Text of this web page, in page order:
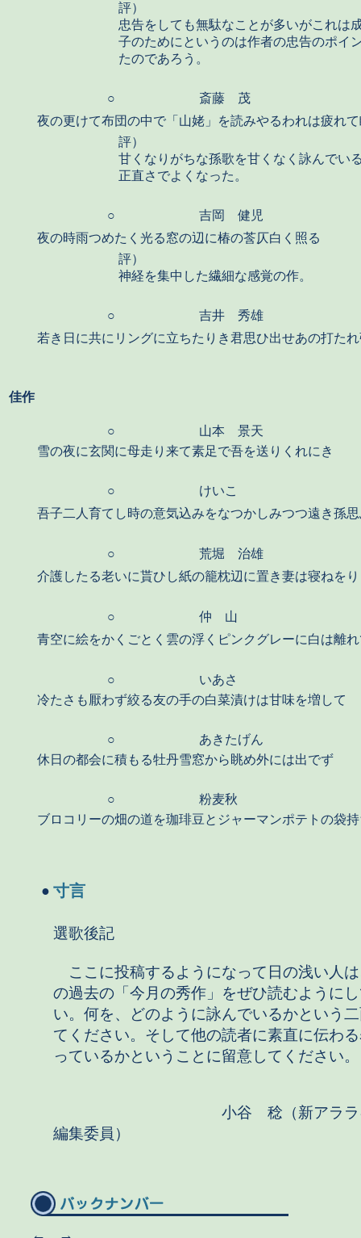
評）
忠告をしても無駄なことが多いがこれは
子のためにというのは作者の忠告のポイ
たのであろう。
○
斎藤 茂
夜の更けて布団の中で「山姥」を読みやるわれは疲れ
評）
甘くなりがちな孫歌を甘くなく詠んでい
正直さでよくなった。
○
吉岡 健児
夜の時雨つめたく光る窓の辺に椿の莟仄白く照る
評）
神経を集中した繊細な感覚の作。
○
吉井 秀雄
若き日に共にリングに立ちたりき君思ひ出せあの打た
佳作
○
山本 景天
雪の夜に玄関に母走り来て素足で吾を送りくれにき
○
けいこ
吾子二人育てし時の意気込みをなつかしみつつ遠き孫
○
荒堀 治雄
介護したる老いに貰ひし紙の籠枕辺に置き妻は寝ねをり
○
仲 山
青空に絵をかくごとく雲の浮くピンクグレーに白は離
○
いあさ
冷たさも厭わず絞る友の手の白菜漬けは甘味を増して
○
あきたげん
休日の都会に積もる牡丹雪窓から眺め外には出でず
○
粉麦秋
ブロコリーの畑の道を珈琲豆とジャーマンポテトの袋
● 寸言
選歌後記
ここに投稿するようになって日の浅い人
の過去の「今月の秀作」をぜひ読むように
い。何を、どのように詠んでいるかという
てください。そして他の読者に素直に伝わ
っているかということに留意してください。
小谷 稔（新アララギ
編集委員）
← →